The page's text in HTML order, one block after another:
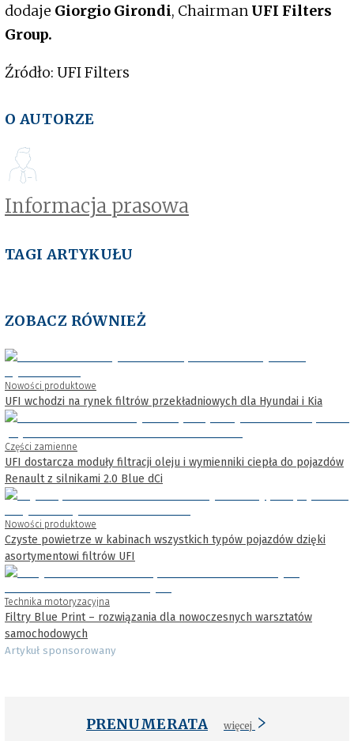
dodaje Giorgio Girondi, Chairman UFI Filters
Group.
Źródło: UFI Filters
O AUTORZE
Informacja prasowa
TAGI ARTYKUŁU
ZOBACZ RÓWNIEŻ
Nowości produktowe
UFI wchodzi na rynek filtrów przekładniowych dla Hyundai i Kia
Części zamienne
UFI dostarcza moduły filtracji oleju i wymienniki ciepła do pojazdów
Renault z silnikami 2.0 Blue dCi
Nowości produktowe
Czyste powietrze w kabinach wszystkich typów pojazdów dzięki
asortymentowi filtrów UFI
Technika motoryzacyjna
Filtry Blue Print – rozwiązania dla nowoczesnych warsztatów
samochodowych
Artykuł sponsorowany
PRENUMERATA więcej